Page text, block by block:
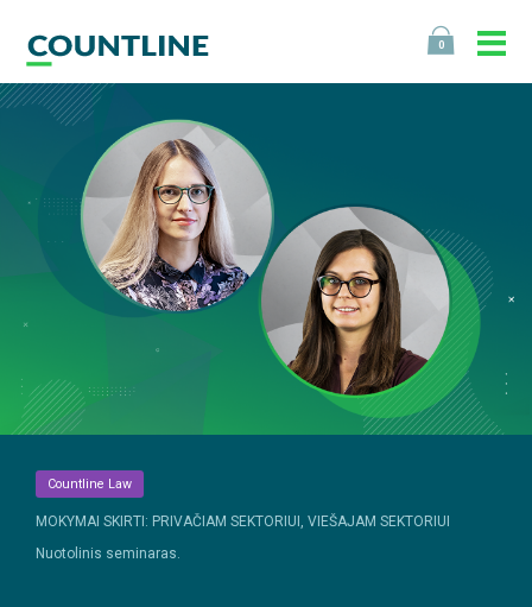
0
Countline Law
MOKYMAI SKIRTI: PRIVAČIAM SEKTORIUI, VIEŠAJAM SEKTORIUI
Nuotolinis seminaras.